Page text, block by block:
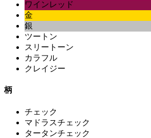
ワインレッド
金
銀
ツートン
スリートーン
カラフル
クレイジー
柄
チェック
マドラスチェック
タータンチェック